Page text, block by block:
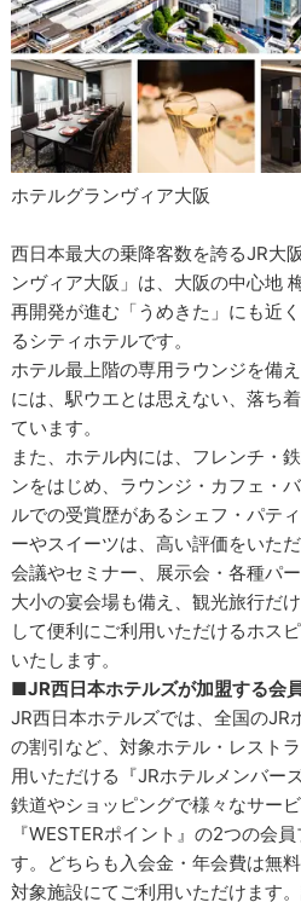
ホテルグランヴィア大阪
西日本最大の乗降客数を誇るJR大
ンヴィア大阪」は、大阪の中心地
再開発が進む「うめきた」にも近
るシティホテルです。
ホテル最上階の専用ラウンジを備
には、駅ウエとは思えない、落ち
ています。
また、ホテル内には、フレンチ・
ンをはじめ、ラウンジ・カフェ・
ルでの受賞歴があるシェフ・パテ
ーやスイーツは、高い評価をいただ
会議やセミナー、展示会・各種パ
大小の宴会場も備え、観光旅行だ
して便利にご利用いただけるホス
いたします。
■JR西日本ホテルズが加盟する会
JR西日本ホテルズでは、全国のJR
の割引など、対象ホテル・レスト
用いただける『JRホテルメンバー
鉄道やショッピングで様々なサー
『WESTERポイント』の2つの会
す。どちらも入会金・年会費は無
対象施設にてご利用いただけます